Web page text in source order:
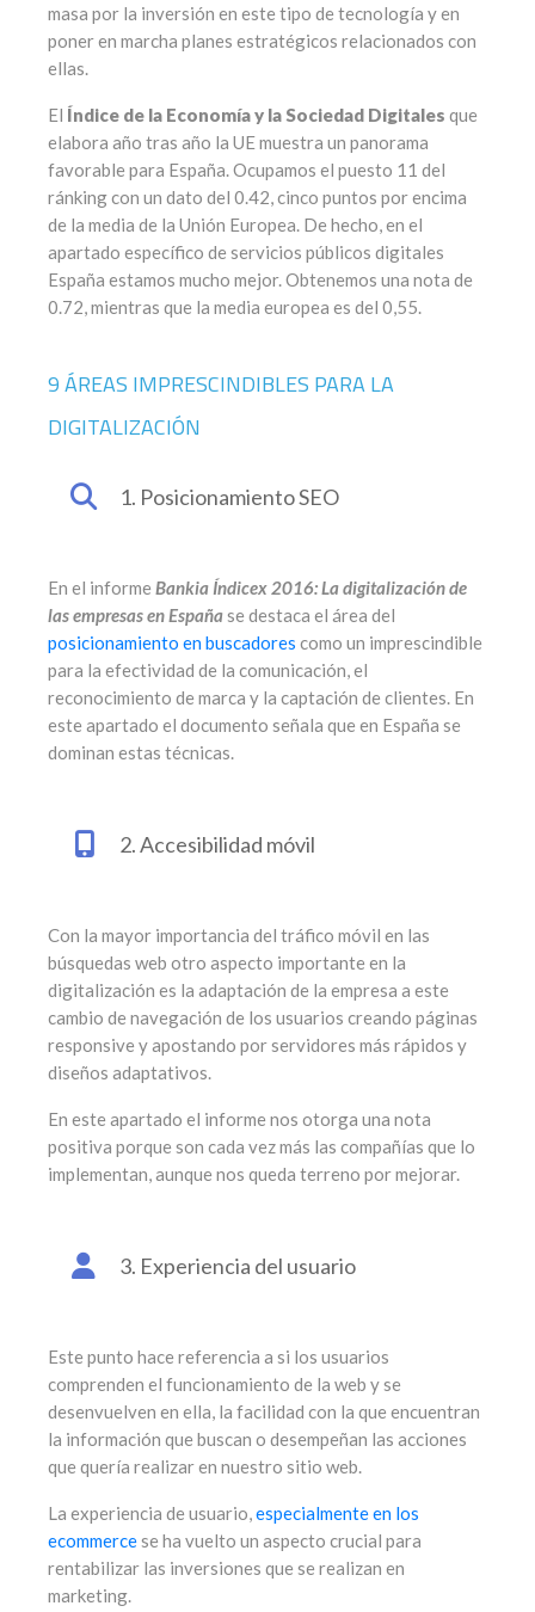
masa por la inversión en este tipo de tecnología y en
poner en marcha planes estratégicos relacionados con
ellas.
El Índice de la Economía y la Sociedad Digitales que
elabora año tras año la UE muestra un panorama
favorable para España. Ocupamos el puesto 11 del
ránking con un dato del 0.42, cinco puntos por encima
de la media de la Unión Europea. De hecho, en el
apartado específico de servicios públicos digitales
España estamos mucho mejor. Obtenemos una nota de
0.72, mientras que la media europea es del 0,55.
9 ÁREAS IMPRESCINDIBLES PARA LA
DIGITALIZACIÓN
1. Posicionamiento SEO
En el informe Bankia Índicex 2016: La digitalización de
las empresas en Españase destaca el área del
posicionamiento en buscadores como un imprescindible
para la efectividad de la comunicación, el
reconocimiento de marca y la captación de clientes. En
este apartado el documento señala que en España se
dominan estas técnicas.
2. Accesibilidad móvil
Con la mayor importancia del tráfico móvil en las
búsquedas web otro aspecto importante en la
digitalización es la adaptación de la empresa a este
cambio de navegación de los usuarios creando páginas
responsive y apostando por servidores más rápidos y
diseños adaptativos.
En este apartado el informe nos otorga una nota
positiva porque son cada vez más las compañías que lo
implementan, aunque nos queda terreno por mejorar.
3. Experiencia del usuario
Este punto hace referencia a si los usuarios
comprenden el funcionamiento de la web y se
desenvuelven en ella, la facilidad con la que encuentran
la información que buscan o desempeñan las acciones
que quería realizar en nuestro sitio web.
La experiencia de usuario,especialmente en los
ecommercese ha vuelto un aspecto crucial para
rentabilizar las inversiones que se realizan en
marketing.